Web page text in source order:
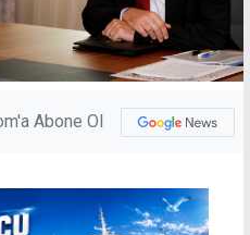
Abone Ol